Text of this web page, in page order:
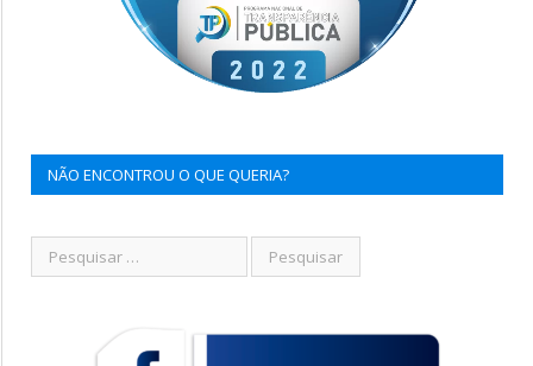
NÃO ENCONTROU O QUE QUERIA?